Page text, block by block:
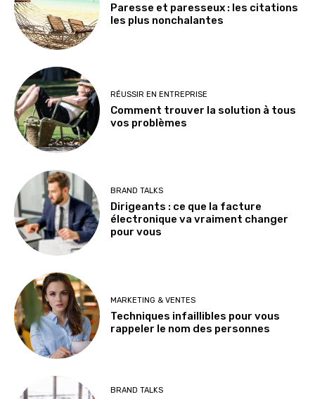
Paresse et paresseux : les citations
les plus nonchalantes
RÉUSSIR EN ENTREPRISE
Comment trouver la solution à tous
vos problèmes
BRAND TALKS
Dirigeants : ce que la facture
électronique va vraiment changer
pour vous
MARKETING & VENTES
Techniques infaillibles pour vous
rappeler le nom des personnes
BRAND TALKS